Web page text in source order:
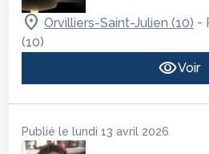
Orvilliers-Saint-Julien (10) -
(10)
Voir
Publié le lundi 13 avril 2026